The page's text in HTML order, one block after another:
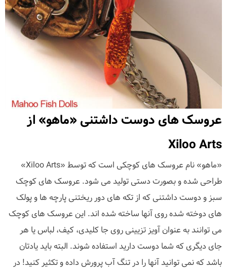
عروسک های دوست داشتنی «ماهو» از
Xiloo Arts
«ماهو» نام عروسک های کوچکی است که توسط «Xiloo Arts»
طراحی شده و بصورت دستی تولید می شود. عروسک های کوچک
سبز و دوست داشتنی که از تکه های دور ریختنی پارچه ها و پولک
های دوخته شده روی آنها ساخته شده اند. این عروسک های کوچک
می توانند به عنوان آویز تزیینی روی جا کلیدی، کیف، لباس یا هر
جای دیگری که شما دوست دارید استفاده شوند. البته باید یادتان
باشد که نمی توانید آنها را در تنگ آب پرورش داده و تکثیر کنید! در